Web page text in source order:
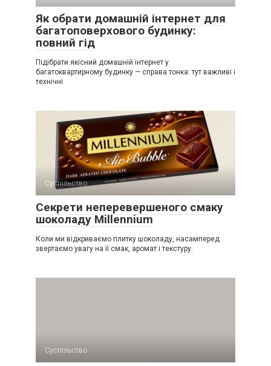
Як обрати домашній інтернет для
багатоповерхового будинку:
повний гід
Підібрати якісний домашній інтернет у
багатоквартирному будинку — справа тонка: тут важливі і
технічні
Суспільство
Секрети неперевершеного смаку
шоколаду Millennium
Коли ми відкриваємо плитку шоколаду, насамперед
звертаємо увагу на її смак, аромат і текстуру.
Суспільство